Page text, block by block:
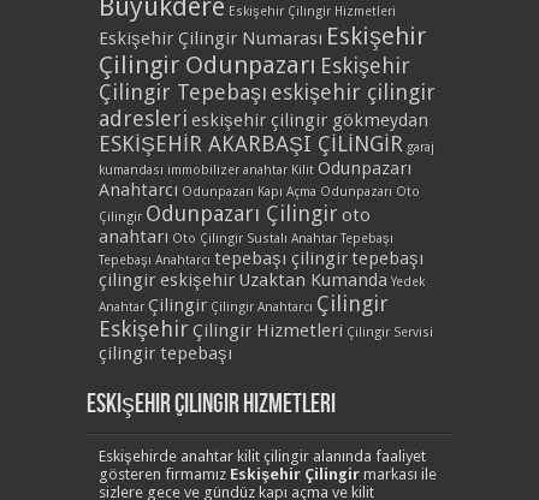
Eskişehir Çilingir Hizmetleri
Eskişehir Çilingir Numarası Eskişehir
Çilingir Odunpazarı Eskişehir
Çilingir Tepebaşı eskişehir çilingir
adresleri eskişehir çilingir gökmeydan
ESKİŞEHİR AKARBAŞI ÇİLİNGİR garaj
kumandası immobilizer anahtar Kilit Odunpazarı
Anahtarcı Odunpazarı Kapı Açma Odunpazarı Oto
Çilingir Odunpazarı Çilingiroto
anahtarı Oto Çilingir Sustalı Anahtar Tepebaşı
Tepebaşı Anahtarcı tepebaşı çilingirtepebaşı
çilingir eskişehir Uzaktan Kumanda Yedek
Anahtar Çilingir Çilingir Anahtarcı Çilingir
EskişehirÇilingir Hizmetleri Çilingir Servisi
çilingir tepebaşı
Eskişehir Çilingir Hizmetleri
Eskişehirde anahtar kilit çilingir alanında faaliyet
gösteren firmamız Eskişehir Çilingir markası ile
sizlere gece ve gündüz kapı açma ve kilit